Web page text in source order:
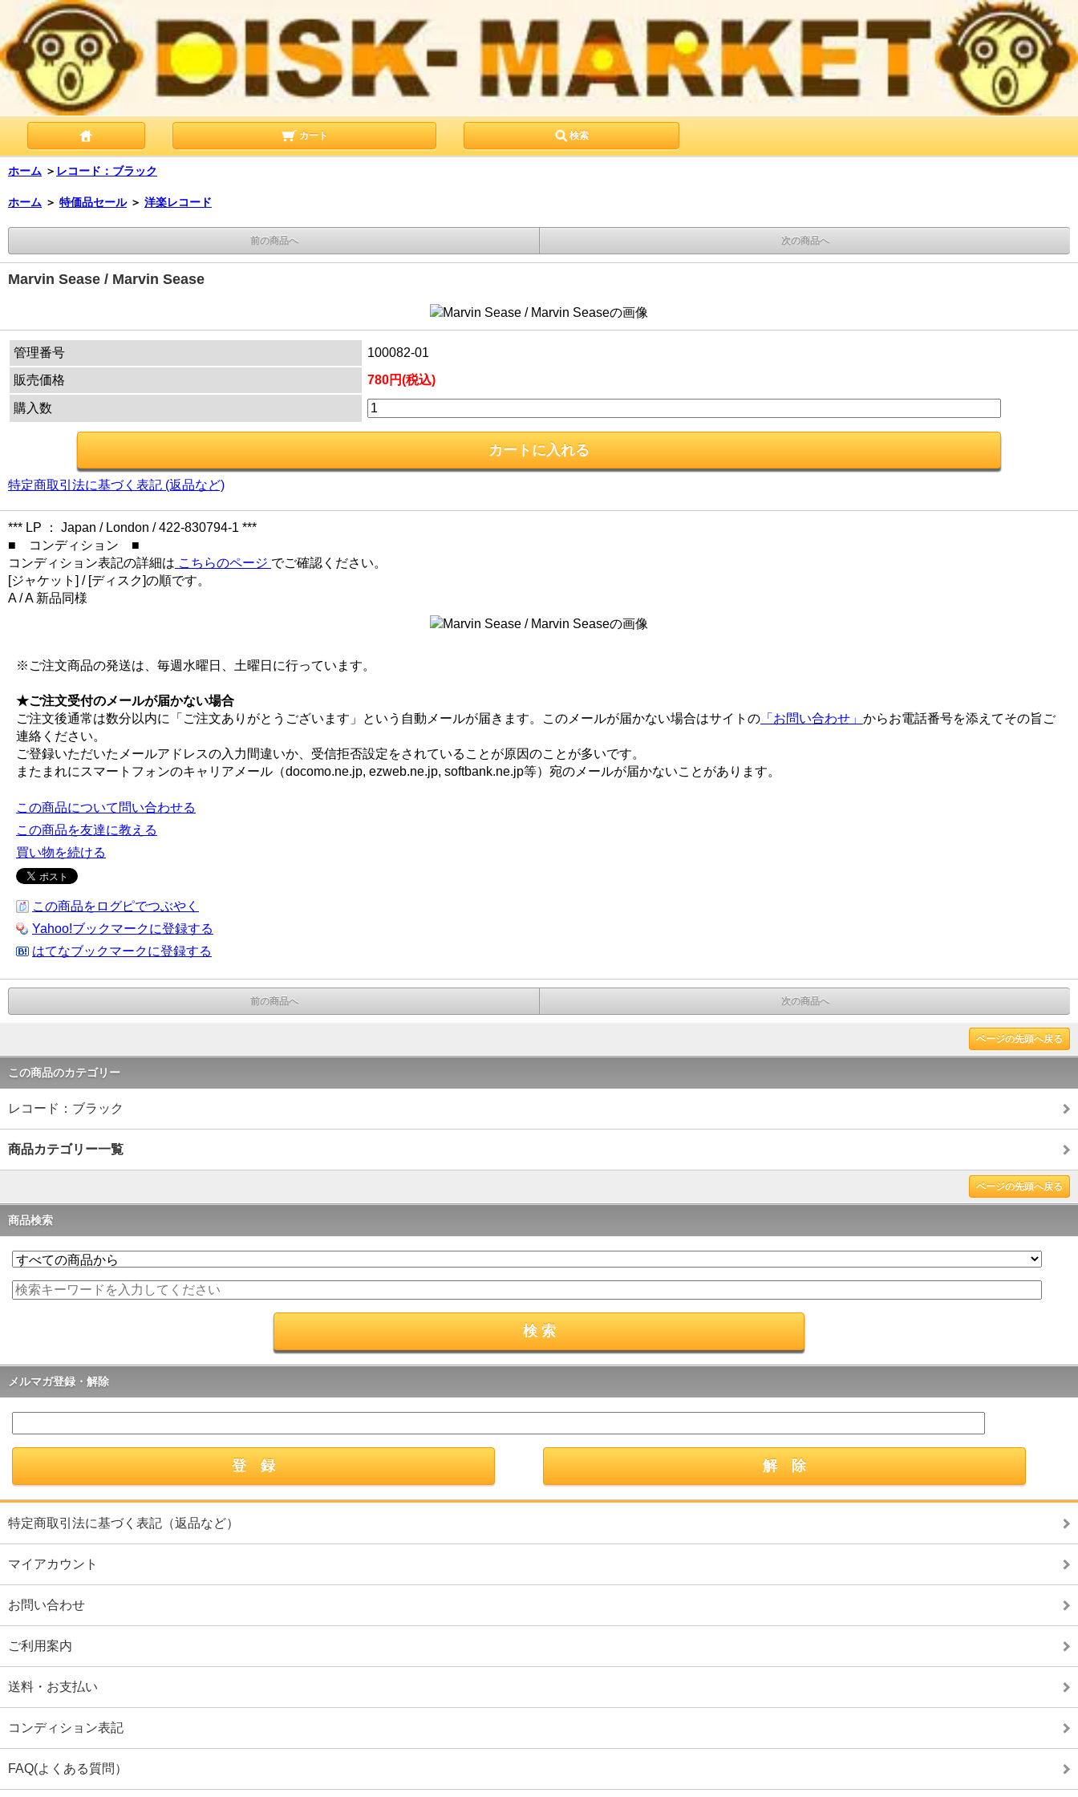
カート 検索
ホーム ＞ レコード：ブラック
ホーム ＞ 特価品セール ＞ 洋楽レコード
前の商品へ 次の商品へ
Marvin Sease / Marvin Sease
管理番号
100082-01
販売価格
780円(税込)
購入数
特定商取引法に基づく表記 (返品など)
*** LP ： Japan / London / 422-830794-1 ***
■ コンディション ■
コンディション表記の詳細は こちらのページ でご確認ください。
[ジャケット] / [ディスク]の順です。
A / A 新品同様
※ご注文商品の発送は、毎週水曜日、土曜日に行っています。
★ご注文受付のメールが届かない場合
ご注文後通常は数分以内に「ご注文ありがとうございます」という自動メールが届きます。このメールが届かない場合はサイトの 「お問い合わせ」 からお電話番号を添えてその旨ご
連絡ください。
ご登録いただいたメールアドレスの入力間違いか、受信拒否設定をされていることが原因のことが多いです。
またまれにスマートフォンのキャリアメール（docomo.ne.jp, ezweb.ne.jp, softbank.ne.jp等）宛のメールが届かないことがあります。
この商品について問い合わせる
この商品を友達に教える
買い物を続ける
この商品をログピでつぶやく
Yahoo!ブックマークに登録する
はてなブックマークに登録する
前の商品へ 次の商品へ
ページの先頭へ戻る
この商品のカテゴリー
レコード：ブラック
商品カテゴリー一覧
ページの先頭へ戻る
商品検索
メルマガ登録・解除
特定商取引法に基づく表記（返品など）
マイアカウント
お問い合わせ
ご利用案内
送料・お支払い
コンディション表記
FAQ(よくある質問）